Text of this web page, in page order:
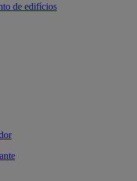
de edifícios